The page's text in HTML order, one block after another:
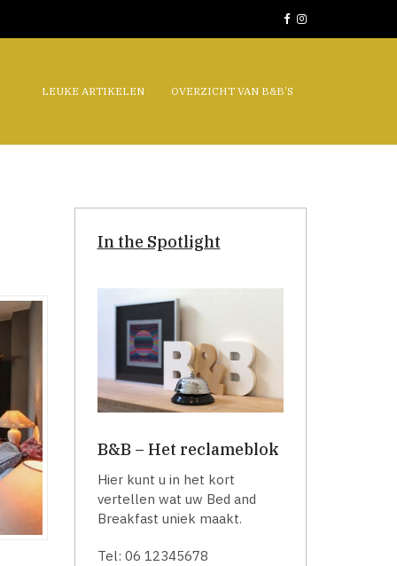
LEUKE ARTIKELEN OVERZICHT VAN B&B’S
In the Spotlight
B&B – Het reclameblok
Hier kunt u in het kort
vertellen wat uw Bed and
Breakfast uniek maakt.
Tel: 06 12345678